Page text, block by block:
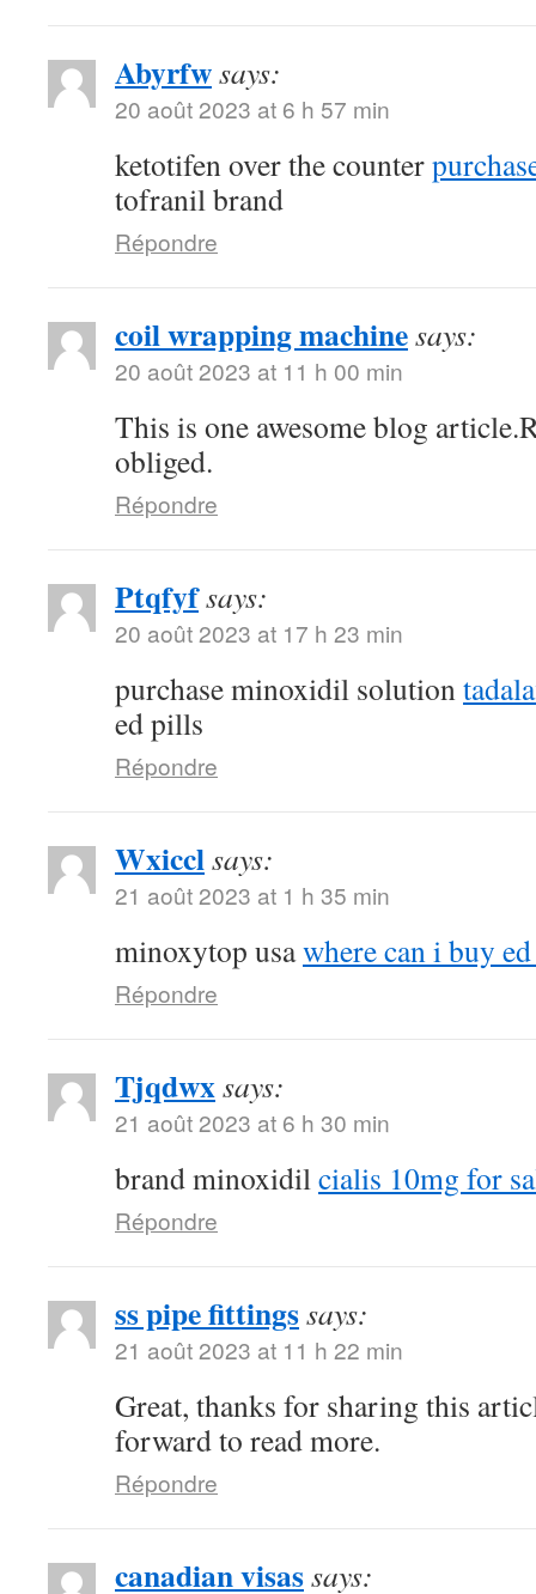
Abyrfwsays:
20 août 2023 at 6 h 57 min
ketotifen over the counter
tofranil brand
Répondre
coil wrapping machinesays:
20 août 2023 at 11 h 00 min
This is one awesome blog
obliged.
Répondre
Ptqfyfsays:
20 août 2023 at 17 h 23 min
purchase minoxidil solution
ed pills
Répondre
Wxicclsays:
21 août 2023 at 1 h 35 min
minoxytop usawhere can i buy
Répondre
Tjqdwxsays:
21 août 2023 at 6 h 30 min
brand minoxidilcialis 10mg for
Répondre
ss pipe fittingssays:
21 août 2023 at 11 h 22 min
Great, thanks for sharing this
forward to read more.
Répondre
canadian visassays: